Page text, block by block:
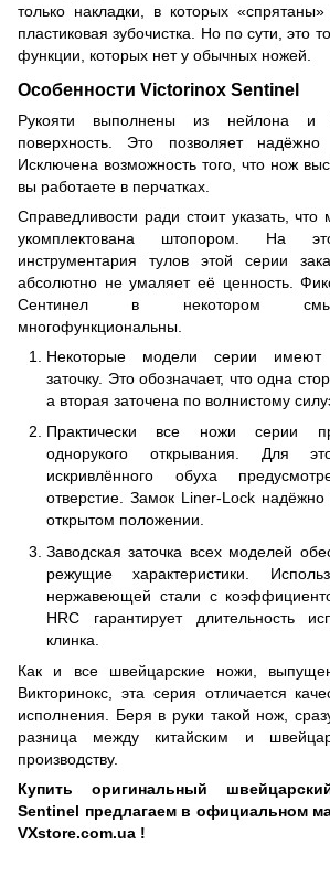
только накладки, в которых
пластиковая зубочистка. Но по сути, это
функции, которых нет у обычных ножей.
Особенности Victorinox Sentinel
Рукояти выполнены из нейлона и
поверхность. Это позволяет надёжно
Исключена возможность того, что нож
вы работаете в перчатках.
Справедливости ради стоит указать,
укомплектована штопором. На
инструментария тулов этой серии
абсолютно не умаляет её ценность.
Сентинел в некотором
многофункциональны.
Некоторые модели серии имеют
заточку. Это обозначает, что одна
а вторая заточена по волнистому
Практически все ножи серии
однорукого открывания. Для
искривлённого обуха
отверстие. Замок Liner-Lock надёжно
открытом положении.
Заводская заточка всех моделей
режущие характеристики.
нержавеющей стали с
HRC гарантирует длительность
клинка.
Как и все швейцарские ножи,
Викторинокс, эта серия отличается
исполнения. Беря в руки такой нож,
разница между китайским и
производству.
Купить оригинальный
Sentinel предлагаем в официальном
VXstore.com.ua !